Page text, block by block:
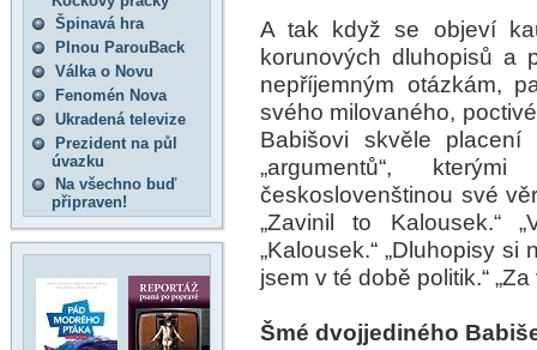
Špinavá hra
Plnou ParouBack
Válka o Novu
Fenomén Nova
Ukradená televize
Prezident na půl
úvazku
Na všechno buď
připraven!
A tak když se objeví
korunových dluhopisů a
nepříjemným otázkám,
svého milovaného,
Babišovi skvěle placení
„argumentů“,
českoslovenštinou své
„Zavinil to Kalousek.“
„Kalousek.“ „Dluhopisy si
jsem v té době politik.“
Šmé dvojjediného